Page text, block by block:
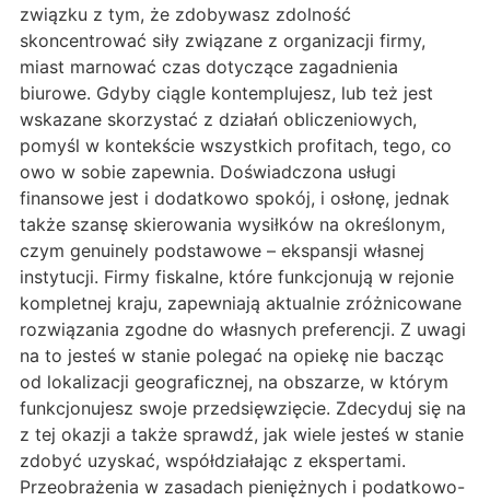
związku z tym, że zdobywasz zdolność
skoncentrować siły związane z organizacji firmy,
miast marnować czas dotyczące zagadnienia
biurowe. Gdyby ciągle kontemplujesz, lub też jest
wskazane skorzystać z działań obliczeniowych,
pomyśl w kontekście wszystkich profitach, tego, co
owo w sobie zapewnia. Doświadczona usługi
finansowe jest i dodatkowo spokój, i osłonę, jednak
także szansę skierowania wysiłków na określonym,
czym genuinely podstawowe – ekspansji własnej
instytucji. Firmy fiskalne, które funkcjonują w rejonie
kompletnej kraju, zapewniają aktualnie zróżnicowane
rozwiązania zgodne do własnych preferencji. Z uwagi
na to jesteś w stanie polegać na opiekę nie bacząc
od lokalizacji geograficznej, na obszarze, w którym
funkcjonujesz swoje przedsięwzięcie. Zdecyduj się na
z tej okazji a także sprawdź, jak wiele jesteś w stanie
zdobyć uzyskać, współdziałając z ekspertami.
Przeobrażenia w zasadach pieniężnych i podatkowo-